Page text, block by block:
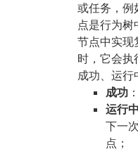
或任务，例
点是行为
节点中实现
时，它会执
成功、运行
成功
运行中
下一
点；